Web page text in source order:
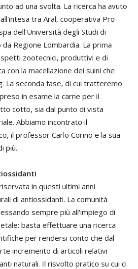
ad una svolta. La ricerca ha avuto
tra Aral, cooperativa Pro
dell'Università degli Studi di
Regione Lombardia. La prima
zootecnici, produttivi e di
con la macellazione dei suini che
La seconda fase, di cui tratteremo
in esame la carne per il
cotto, sia dal punto di vista
Abbiamo incontrato il
il professor Carlo Corino e la sua
più.
in questi ultimi anni
di antiossidanti. La comunità
sempre più all'impiego di
basta effettuare una ricerca
per rendersi conto che dal
incremento di articoli relativi
naturali. Il risvolto pratico su cui ci